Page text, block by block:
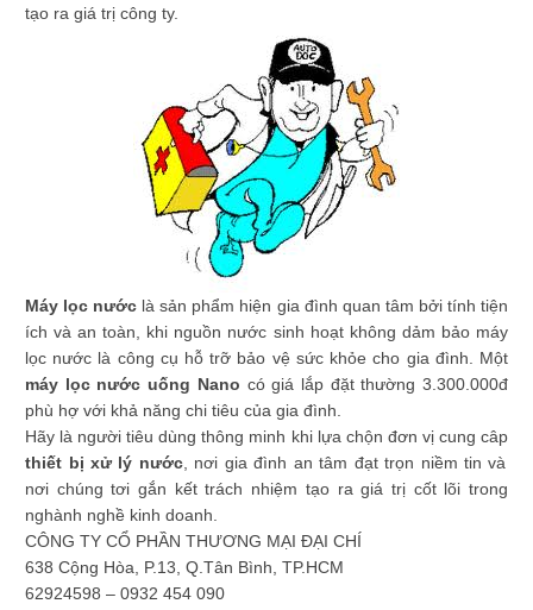
tạo ra giá trị công ty.
Máy lọc nước là sản phẩm hiện gia đình quan tâm bởi tính tiện
ích và an toàn, khi nguồn nước sinh hoạt không dảm bảo máy
lọc nước là công cụ hỗ trỡ bảo vệ sức khỏe cho gia đình. Một
máy lọc nước uống Nano có giá lắp đặt thường 3.300.000đ
phù hợ với khả năng chi tiêu của gia đình.
Hãy là người tiêu dùng thông minh khi lựa chộn đơn vị cung câp
thiết bị xử lý nước, nơi gia đình an tâm đạt trọn niềm tin và
nơi chúng tơi gắn kết trách nhiệm tạo ra giá trị cốt lõi trong
nghành nghề kinh doanh.
CÔNG TY CỔ PHẦN THƯƠNG MẠI ĐẠI CHÍ
638 Cộng Hòa, P.13, Q.Tân Bình, TP.HCM
62924598 – 0932 454 090